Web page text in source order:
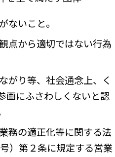
いこと。
点から適切ではない行為
がり等、社会通念上、く
画にふさわしくないと認
務の適正化等に関する法
）第２条に規定する営業